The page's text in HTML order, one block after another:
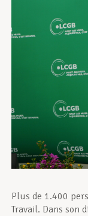
Plus de 1.400
Travail. Dans son